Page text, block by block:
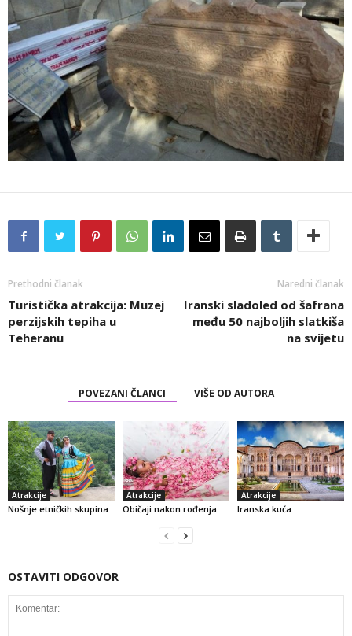
Prethodni članak
Turistička atrakcija: Muzej
perzijskih tepiha u
Teheranu
Naredni članak
Iranski sladoled od šafrana
među 50 najboljih slatkiša
na svijetu
POVEZANI ČLANCI VIŠE OD AUTORA
Atrakcije
Nošnje etničkih skupina
Atrakcije
Običaji nakon rođenja
Atrakcije
Iranska kuća
OSTAVITI ODGOVOR